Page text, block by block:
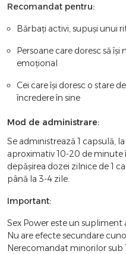
Recomandat pentru:
Bărbați activi, supuși unui
Persoane care doresc să
emoțional
Cei care își doresc o stare
încredere în sine
Mod de administrare:
Se administrează 1 capsulă,
aproximativ 10-20 de minute
depășirea dozei zilnice de 1
până la 3-4 zile.
Important:
Sex Power este un
Nu are efecte secundare
Nerecomandat minorilor sub